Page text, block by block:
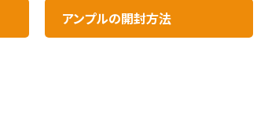
アンプルの開封方法​